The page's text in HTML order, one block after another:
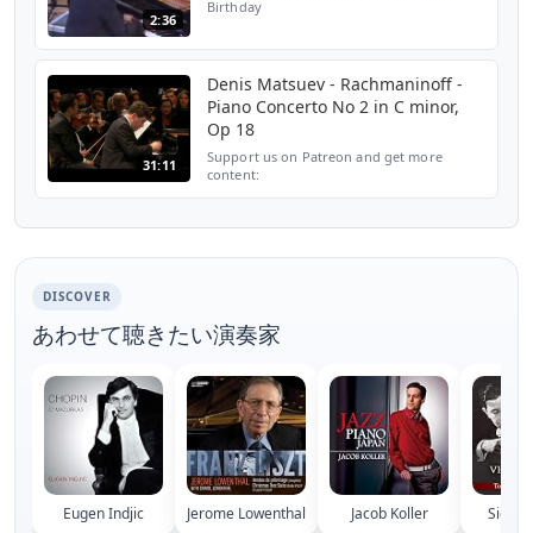
2:36
Birthday
31:11
Denis Matsuev - Rachmaninoff -
Piano Concerto No 2 in C minor,
Op 18
Support us on Patreon and get more
content:
in C minor, Op 18 1 Moderato 2 Adagio
DISCOVER
あわせて聴きたい演奏家
Eugen Indjic Jerome Lowenthal Jacob Koller